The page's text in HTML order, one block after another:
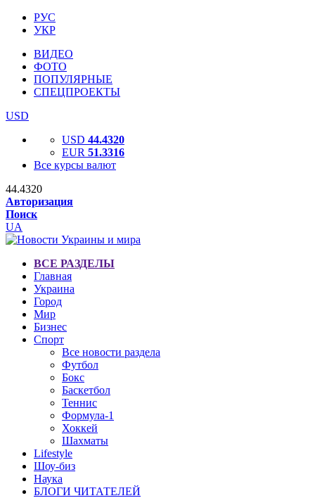
РУС
УКР
ВИДЕО
ФОТО
ПОПУЛЯРНЫЕ
СПЕЦПРОЕКТЫ
USD
USD 44.4320
EUR 51.3316
Все курсы валют
44.4320
Авторизация
Поиск
UA
ВСЕ РАЗДЕЛЫ
Главная
Украина
Город
Мир
Бизнес
Спорт
Все новости раздела
Футбол
Бокс
Баскетбол
Теннис
Формула-1
Хоккей
Шахматы
Lifestyle
Шоу-биз
Наука
БЛОГИ ЧИТАТЕЛЕЙ